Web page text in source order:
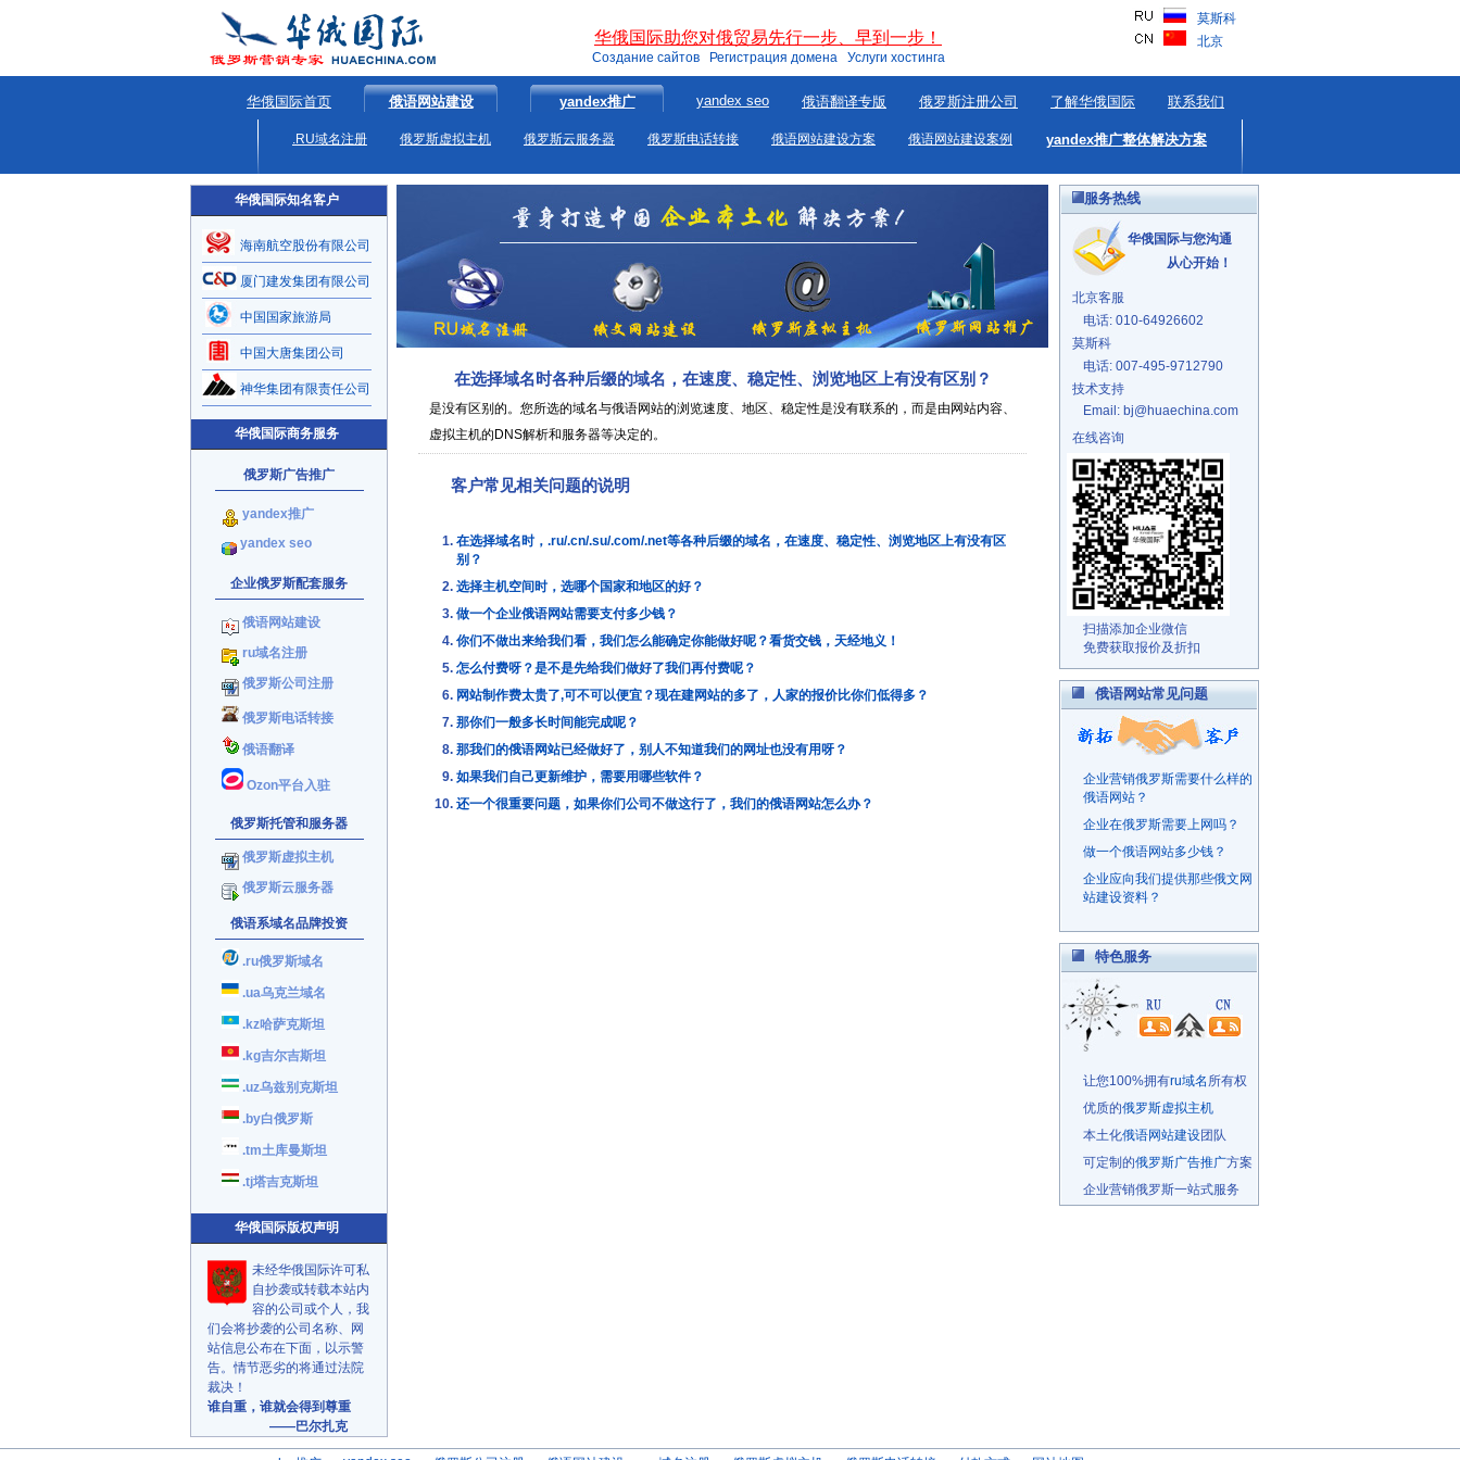
华俄国际助您对俄贸易先行一步、早到一步！
Создание сайтов Регистрация домена Услуги хостинга
莫斯科
北京
华俄国际首页 俄语网站建设 yandex推广 yandex seo 俄语翻译专版 俄罗斯注册公司 了解华俄国际 联系我们
.RU域名注册 俄罗斯虚拟主机 俄罗斯云服务器 俄罗斯电话转接 俄语网站建设方案 俄语网站建设案例 yandex推广整体解决方案
华俄国际知名客户
海南航空股份有限公司
厦门建发集团有限公司
中国国家旅游局
中国大唐集团公司
神华集团有限责任公司
华俄国际商务服务
俄罗斯广告推广
yandex推广
yandex seo
企业俄罗斯配套服务
俄语网站建设
ru域名注册
俄罗斯公司注册
俄罗斯电话转接
俄语翻译
Ozon平台入驻
俄罗斯托管和服务器
俄罗斯虚拟主机
俄罗斯云服务器
俄语系域名品牌投资
.ru俄罗斯域名
.ua乌克兰域名
.kz哈萨克斯坦
.kg吉尔吉斯坦
.uz乌兹别克斯坦
.by白俄罗斯
.tm土库曼斯坦
.tj塔吉克斯坦
华俄国际版权声明
未经华俄国际许可私
自抄袭或转载本站内
容的公司或个人，我
们会将抄袭的公司名称、网
站信息公布在下面，以示警
告。情节恶劣的将通过法院
裁决！
谁自重，谁就会得到尊重
——巴尔扎克
在选择域名时各种后缀的域名，在速度、稳定性、浏览地区上有没有区别？
是没有区别的。您所选的域名与俄语网站的浏览速度、地区、稳定性是没有联系的，而是由网站内容、
虚拟主机的DNS解析和服务器等决定的。
客户常见相关问题的说明
在选择域名时，.ru/.cn/.su/.com/.net等各种后缀的域名，在速度、稳定性、浏览地区上有没有区
别？
选择主机空间时，选哪个国家和地区的好？
做一个企业俄语网站需要支付多少钱？
你们不做出来给我们看，我们怎么能确定你能做好呢？看货交钱，天经地义！
怎么付费呀？是不是先给我们做好了我们再付费呢？
网站制作费太贵了,可不可以便宜？现在建网站的多了，人家的报价比你们低得多？
那你们一般多长时间能完成呢？
那我们的俄语网站已经做好了，别人不知道我们的网址也没有用呀？
如果我们自己更新维护，需要用哪些软件？
还一个很重要问题，如果你们公司不做这行了，我们的俄语网站怎么办？
服务热线
华俄国际与您沟通
从心开始！
北京客服
电话: 010-64926602
莫斯科
电话: 007-495-9712790
技术支持
Email: bj@huaechina.com
在线咨询
扫描添加企业微信
免费获取报价及折扣
俄语网站常见问题
企业营销俄罗斯需要什么样的
俄语网站？
企业在俄罗斯需要上网吗？
做一个俄语网站多少钱？
企业应向我们提供那些俄文网
站建设资料？
特色服务
让您100%拥有ru域名 所有权
优质的俄罗斯虚拟主机
本土化俄语网站建设团队
可定制的俄罗斯广告推广方案
企业营销俄罗斯一站式服务